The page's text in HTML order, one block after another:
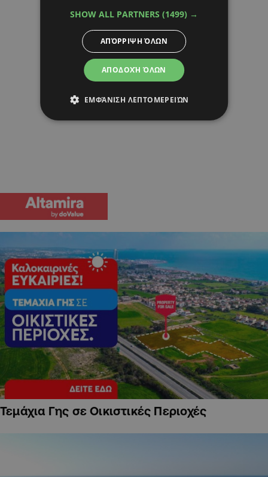
Τεμάχια Γης σε Οικιστικές Περιοχές
SHOW ALL PARTNERS (1499) →
ΑΠΟΔΟΧΉ ΌΛΩΝ
ΑΠΌΡΡΙΨΗ ΌΛΩΝ
ΕΜΦΆΝΙΣΗ ΛΕΠΤΟΜΕΡΕΙΏΝ